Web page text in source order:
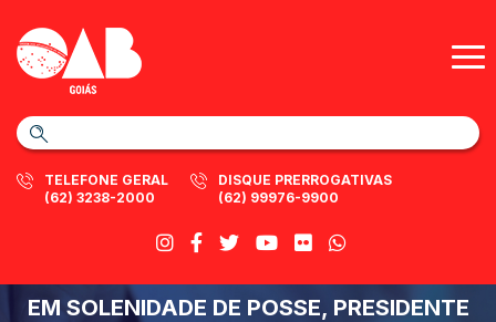
TELEFONE GERAL
(62) 3238-2000
DISQUE PRERROGATIVAS
(62) 99976-9900
EM SOLENIDADE DE POSSE, PRESIDENTE